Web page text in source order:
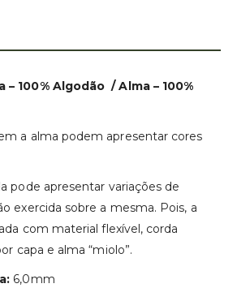
– 100% Algodão / Alma – 100%
a alma podem apresentar cores
pode apresentar variações de
exercida sobre a mesma. Pois, a
com material flexível, corda
capa e alma “miolo”.
6,0mm